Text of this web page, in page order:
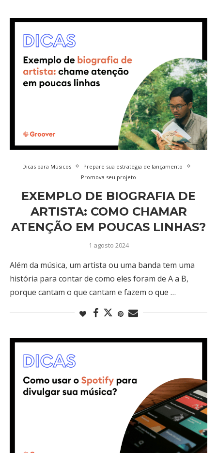
Dicas para Músicos
Prepare sua estratégia de lançamento
Promova seu projeto
EXEMPLO DE BIOGRAFIA DE
ARTISTA: COMO CHAMAR
ATENÇÃO EM POUCAS LINHAS?
1 agosto 2024
Além da música, um artista ou uma banda tem uma
história para contar de como eles foram de A a B,
porque cantam o que cantam e fazem o que …